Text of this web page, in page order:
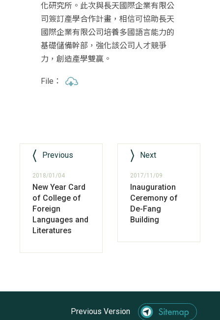
化研究所。此次與長天國際企業有限公
司簽訂產學合作計畫，相信可協助長天
國際企業有限公司培養多國語言能力的
基礎儲備幹部，強化該公司人才競爭
力，創造產學雙贏。
File：
Previous
2018/01/04
New Year Card
of College of
Foreign
Languages and
Literatures
Next
2017/11/09
Inauguration
Ceremony of
De-Fang
Building
Previous Version